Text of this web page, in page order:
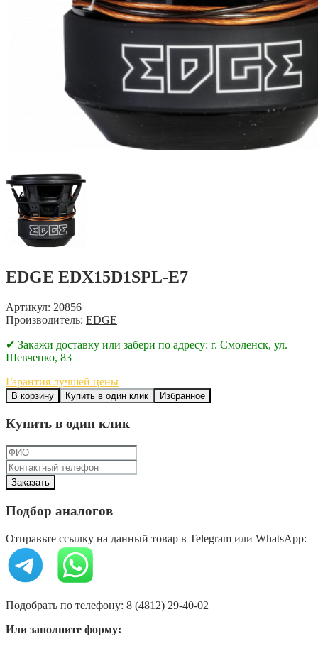
EDGE EDX15D1SPL-E7
Артикул: 20856
Производитель: EDGE
✔ Закажи доставку или забери по адресу: г. Смоленск, ул.
Шевченко, 83
Гарантия лучшей цены
В корзину Купить в один клик Избранное
Купить в один клик
Подбор аналогов
Отправьте ссылку на данный товар в Telegram или WhatsApp:
Подобрать по телефону: 8 (4812) 29-40-02
Или заполните форму: